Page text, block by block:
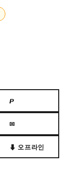
𝙋
✉
⬇ 오프라인